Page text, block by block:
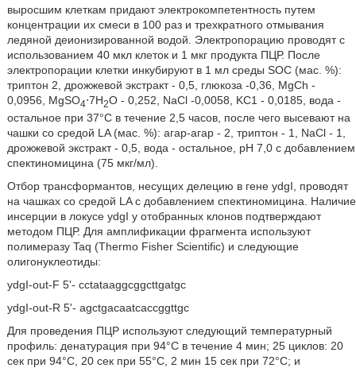
выросшим клеткам придают электрокомпетентность путем
концентрации их смеси в 100 раз и трехкратного отмывания
ледяной деионизированной водой. Электропорацию проводят с
использованием 40 мкл клеток и 1 мкг продукта ПЦР. После
электропорации клетки инкубируют в 1 мл среды SOC (мас. %):
триптон 2, дрожжевой экстракт - 0,5, глюкоза -0,36, MgCh -
0,0956, MgSO4⋅7H2O - 0,252, NaCl -0,0058, KС1 - 0,0185, вода -
остальное при 37°С в течение 2,5 часов, после чего высевают на
чашки со средой LA (мас. %): агар-агар - 2, триптон - 1, NaCl - 1,
дрожжевой экстракт - 0,5, вода - остальное, рН 7,0 с добавлением
спектиномицина (75 мкг/мл).
Отбор трансформантов, несущих делецию в гене ydgI, проводят
на чашках со средой LA с добавлением спектиномицина. Наличие
инсерции в локусе ydgI у отобранных клонов подтверждают
методом ПЦР. Для амплификации фрагмента используют
полимеразу Taq (Thermo Fisher Scientific) и следующие
олигонуклеотиды:
ydgI-out-F 5'- cctataaggcggcttgatgc
ydgI-out-R 5'- agctgacaatcaccggttgc
Для проведения ПЦР используют следующий температурный
профиль: денатурация при 94°С в течение 4 мин; 25 циклов: 20
сек при 94°С, 20 сек при 55°С, 2 мин 15 сек при 72°С; и